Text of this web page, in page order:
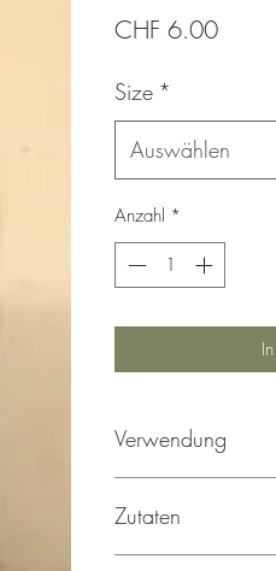
CHF 6.00Preis
Size *
Auswählen
Anzahl *
Verwendung
Zutaten